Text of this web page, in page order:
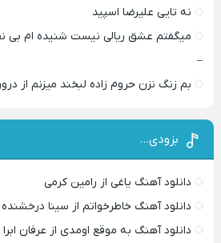
نه تایی علیرضا اسپید
میگفتم عشق ریالی نیست شنیده ام بی
–
بم زنگ نزن حروم زاده لبخند میزنم از
بزودی…
دانلود آهنگ یاغی از رامین کرمی
دانلود آهنگ خاطرخواتم از سینا درخشنده
دانلود آهنگ به موقع اومدی از عرفان ابرا